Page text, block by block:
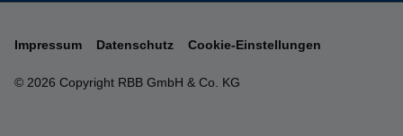
© 2026 Copyright RBB GmbH & Co. KG
Impressum Datenschutz Cookie-Einstellungen